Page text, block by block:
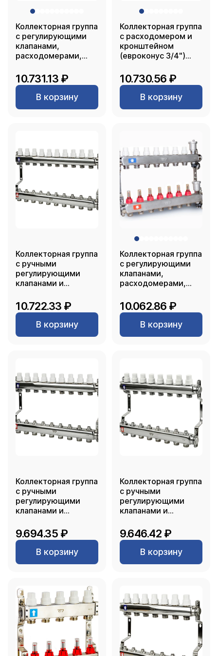
Коллекторная группа
с регулирующими
клапанами,
расходомерами,
обратными и
дренажными
клапанами,
кронштейном
10.731.13 ₽
В корзину
Коллекторная группа
с расходомером и
кронштейном
(евроконус 3/4")
SUS 304 1"х 7
выходов, RTP
10.730.56 ₽
В корзину
Коллекторная группа
с ручными
регулирующими
клапанами и
(евроконус 3/4")
нержавеющая сталь
SUS 304 1"х10
выходов, RTP
10.722.33 ₽
В корзину
Коллекторная группа
с регулирующими
клапанами,
расходомерами,
обратными и
дренажными
клапанами,
кронштейном
выходов, RTP
10.062.86 ₽
В корзину
Коллекторная группа
с ручными
регулирующими
клапанами и
(евроконус 3/4")
нержавеющая сталь
SUS 304 1"х9
выходов, RTP
9.694.35 ₽
В корзину
Коллекторная группа
с ручными
регулирующими
клапанами и
(евроконус 3/4")
нержавеющая сталь
SUS 304 1"х8
выходов, RTP
9.646.42 ₽
В корзину